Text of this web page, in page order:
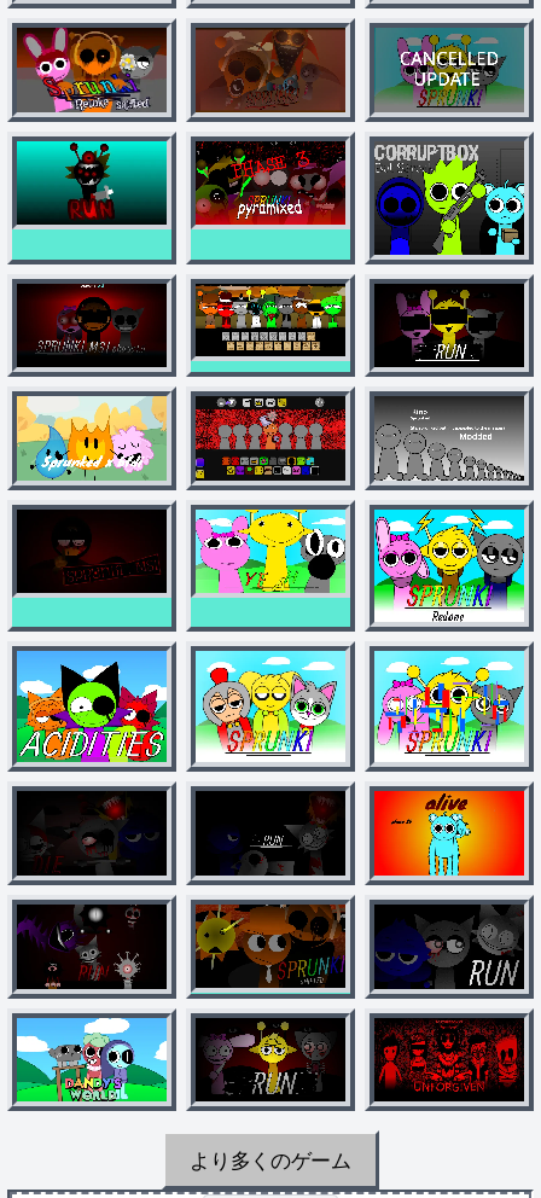
より多くのゲーム